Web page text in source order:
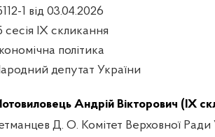
1 від 03.04.2026
сесія IX скликання
політика
депутат України
Андрій Вікторович (IX
Д. О. Комітет Верховної Ради